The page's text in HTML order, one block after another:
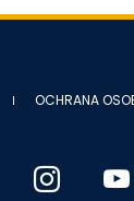
OCHRANA